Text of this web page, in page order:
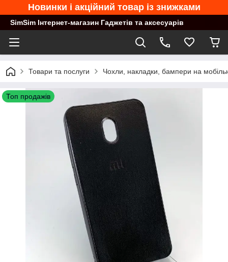
Новинки і акційний товар із знижками
SimSim Інтернет-магазин Гаджетів та аксесуарів
Товари та послуги Чохли, накладки, бампери на
Топ продажів